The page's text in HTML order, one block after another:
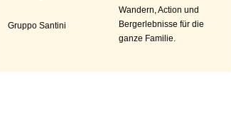
Gruppo Santini
Wandern, Action und
Bergerlebnisse für die
ganze Familie.